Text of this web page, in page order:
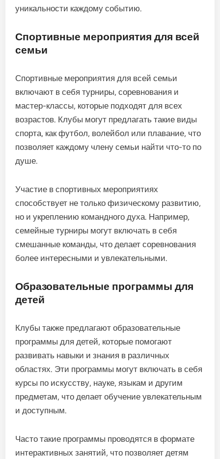
уникальности каждому событию.
Спортивные мероприятия для всей
семьи
Спортивные мероприятия для всей семьи
включают в себя турниры, соревнования и
мастер-классы, которые подходят для всех
возрастов. Клубы могут предлагать такие виды
спорта, как футбол, волейбол или плавание, что
позволяет каждому члену семьи найти что-то по
душе.
Участие в спортивных мероприятиях
способствует не только физическому развитию,
но и укреплению командного духа. Например,
семейные турниры могут включать в себя
смешанные команды, что делает соревнования
более интересными и увлекательными.
Образовательные программы для
детей
Клубы также предлагают образовательные
программы для детей, которые помогают
развивать навыки и знания в различных
областях. Эти программы могут включать в себя
курсы по искусству, науке, языкам и другим
предметам, что делает обучение увлекательным
и доступным.
Часто такие программы проводятся в формате
интерактивных занятий, что позволяет детям